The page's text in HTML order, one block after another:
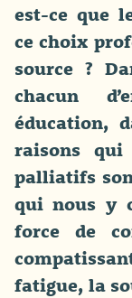
est-ce que
ce choix
source ?
chacun
éducation,
raisons
palliatifs
qui nous y
force de
fatigue, la